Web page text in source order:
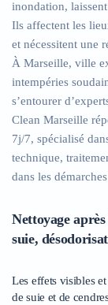
inondation,
Ils affectent les
et nécessitent une
À Marseille, ville
intempéries
s’entourer
Clean Marseille
7j/7, spécialisé
technique,
dans les
Nettoyage
suie,
Les effets visibles
de suie et de